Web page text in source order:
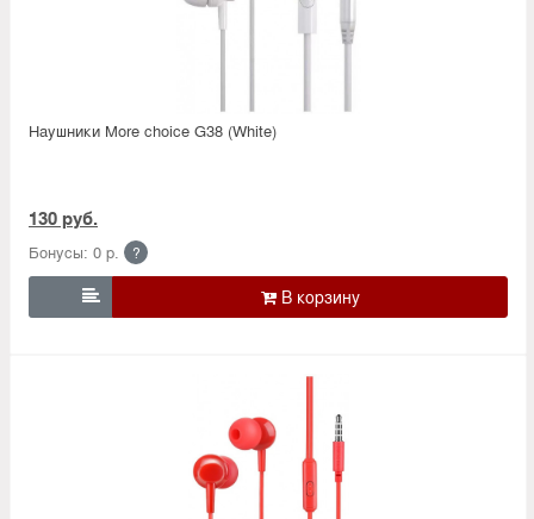
Наушники More choice G38 (White)
130 руб.
Бонусы: 0 р. ?
